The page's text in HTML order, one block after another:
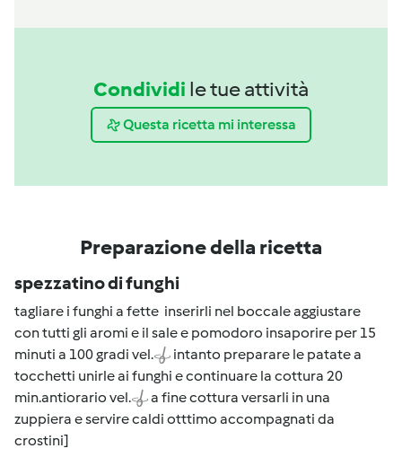
Condividi le tue attività
Questa ricetta mi interessa
Preparazione della ricetta
spezzatino di funghi
tagliare i funghi a fette inserirli nel boccale aggiustare
con tutti gli aromi e il sale e pomodoro insaporire per 15
minuti a 100 gradi vel.
intanto preparare le patate a
tocchetti unirle ai funghi e continuare la cottura 20
min.antiorario vel.
a fine cottura versarli in una
zuppiera e servire caldi otttimo accompagnati da
crostini]